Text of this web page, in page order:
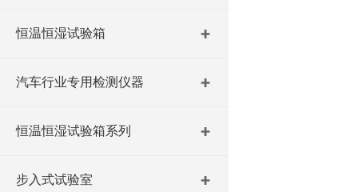
恒温恒湿试验箱
汽车行业专用检测仪器
恒温恒湿试验箱系列
步入式试验室